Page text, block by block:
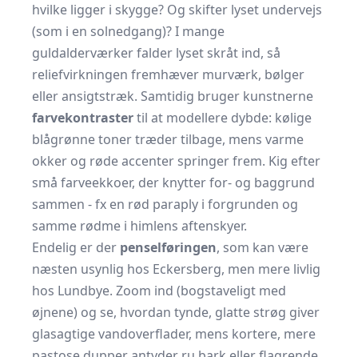
hvilke ligger i skygge? Og skifter lyset undervejs
(som i en solnedgang)? I mange
guldalderværker falder lyset skråt ind, så
reliefvirkningen fremhæver murværk, bølger
eller ansigtstræk. Samtidig bruger kunstnerne
farvekontrastertil at modellere dybde: kølige
blågrønne toner træder tilbage, mens varme
okker og røde accenter springer frem. Kig efter
små farveekkoer, der knytter for- og baggrund
sammen - fx en rød paraply i forgrunden og
samme rødme i himlens aftenskyer.
Endelig er der penselføringen, som kan være
næsten usynlig hos Eckersberg, men mere livlig
hos Lundbye. Zoom ind (bogstaveligt med
øjnene) og se, hvordan tynde, glatte strøg giver
glasagtige vandoverflader, mens kortere, mere